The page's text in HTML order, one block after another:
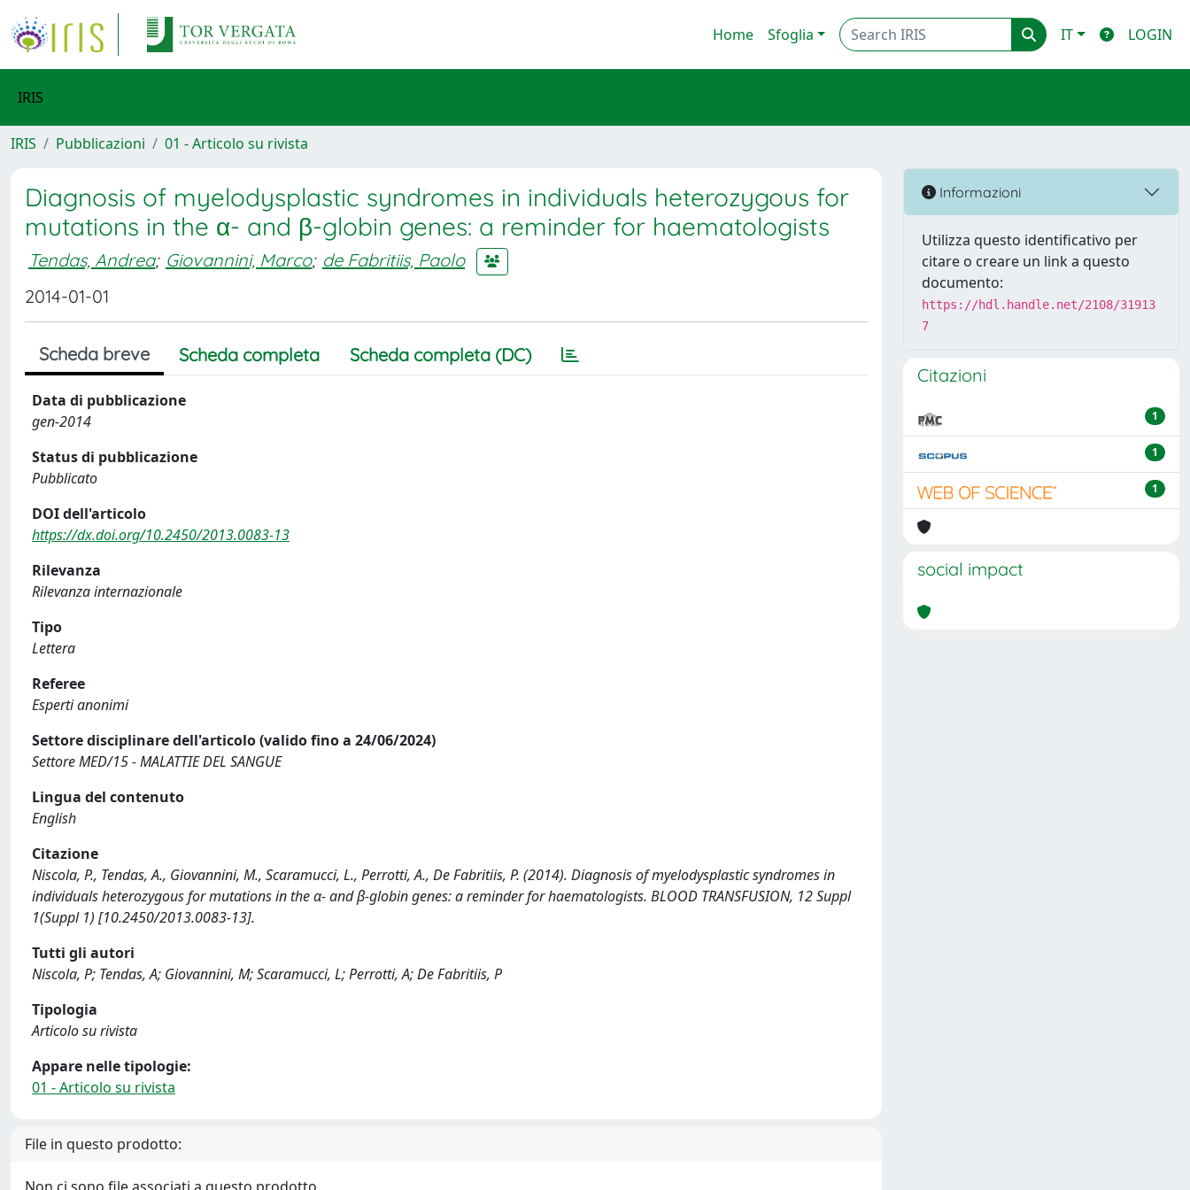
Home Sfoglia IT LOGIN
IRIS
IRIS Pubblicazioni 01 - Articolo su rivista
Diagnosis of myelodysplastic syndromes in individuals heterozygous for
mutations in the α- and β-globin genes: a reminder for haematologists
Tendas, Andrea; Giovannini, Marco; de Fabritiis, Paolo
2014-01-01
Scheda breve Scheda completa Scheda completa (DC)
Data di pubblicazione
gen-2014
Status di pubblicazione
Pubblicato
DOI dell'articolo
https://dx.doi.org/10.2450/2013.0083-13
Rilevanza
Rilevanza internazionale
Tipo
Lettera
Referee
Esperti anonimi
Settore disciplinare dell'articolo (valido fino a 24/06/2024)
Settore MED/15 - MALATTIE DEL SANGUE
Lingua del contenuto
English
Citazione
Niscola, P., Tendas, A., Giovannini, M., Scaramucci, L., Perrotti, A., De Fabritiis, P. (2014). Diagnosis of myelodysplastic syndromes in
individuals heterozygous for mutations in the α- and β-globin genes: a reminder for haematologists. BLOOD TRANSFUSION, 12 Suppl
1(Suppl 1) [10.2450/2013.0083-13].
Tutti gli autori
Niscola, P; Tendas, A; Giovannini, M; Scaramucci, L; Perrotti, A; De Fabritiis, P
Tipologia
Articolo su rivista
Appare nelle tipologie:
01 - Articolo su rivista
File in questo prodotto:
Informazioni
Utilizza questo identificativo per
citare o creare un link a questo
documento:
https://hdl.handle.net/2108/31913
7
Citazioni
1
1
1
social impact